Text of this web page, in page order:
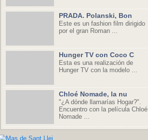
PRADA. Polanski, Bon
Este es un fashion film dirigido
por el gran Roman ...
Hunger TV con Coco C
Esta es una realización de
Hunger TV con la modelo ...
Chloé Nomade, la nu
"¿A dónde llamarías Hogar?".
Encuentro con la película Chloé
Nomade ...